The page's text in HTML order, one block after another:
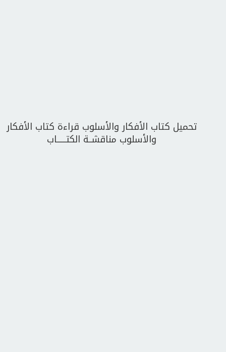
تحميل كتاب الأفكار والأسلوب قراءة كتاب الأفكار
والأسلوب مناقشــة الكتــــــاب